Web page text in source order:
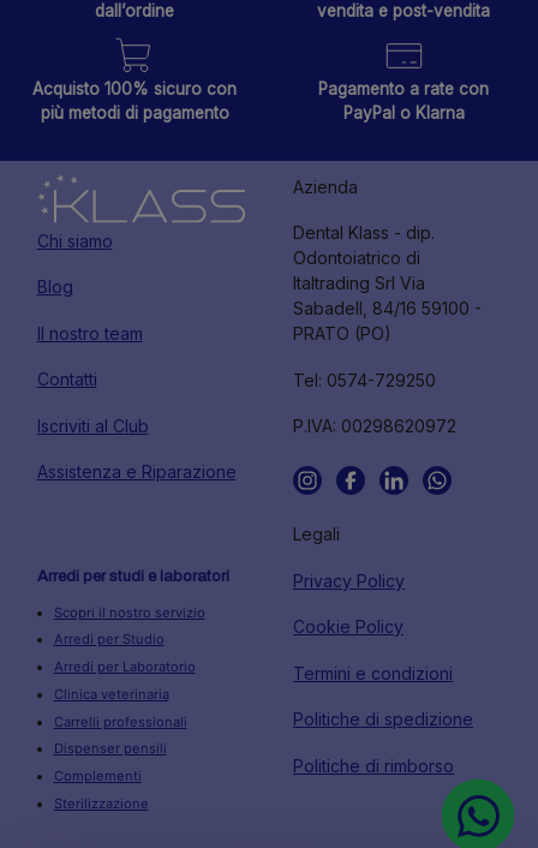
dall’ordine
vendita e post-vendita
Acquisto 100% sicuro con
più metodi di pagamento
Pagamento a rate con
PayPal o Klarna
Chi siamo
Blog
Il nostro team
Contatti
Iscriviti al Club
Assistenza e Riparazione
Azienda
Dental Klass - dip.
Odontoiatrico di
Italtrading Srl Via
Sabadell, 84/16 59100 -
PRATO (PO)
Tel: 0574-729250
P.IVA: 00298620972
Arredi per studi e laboratori
Scopri il nostro servizio
Arredi per Studio
Arredi per Laboratorio
Clinica veterinaria
Carrelli professionali
Dispenser pensili
Complementi
Sterilizzazione
Legali
Privacy Policy
Cookie Policy
Termini e condizioni
Politiche di spedizione
Politiche di rimborso